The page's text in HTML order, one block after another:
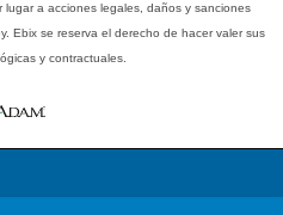
a acciones legales, daños y sanciones
Ebix se reserva el derecho de hacer valer sus
y contractuales.